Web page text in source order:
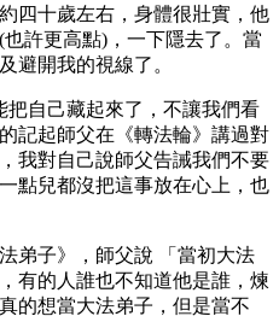
四十歲左右，身體很壯實，他
許更高點)，一下隱去了。當
避開我的視線了。
自己藏起來了，不讓我們看
記起師父在《轉法輪》講過對
我對自己說師父告誡我們不要
點兒都沒把這事放在心上，也
弟子》，師父說 「當初大法
有的人誰也不知道他是誰，煉
的想當大法弟子，但是當不